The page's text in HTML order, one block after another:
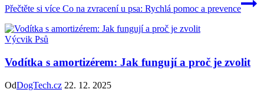
Přečtěte si více Co na zvracení u psa: Rychlá pomoc a prevence
Výcvik Psů
Vodítka s amortizérem: Jak fungují a proč je zvolit
OdDogTech.cz 22. 12. 2025